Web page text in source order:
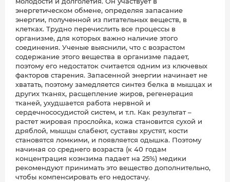
энергетическом обмене, определяя запасание
энергии, полученной из питательных веществ, в
клетках. Трудно перечислить все процессы в
организме, для которых важно наличие этого
соединения. Ученые выяснили, что с возрастом
содержание этого вещества в организме падает,
поэтому его недостаток считается одним из ключевых
факторов старения. Запасенной энергии начинает не
хватать, поэтому замедляется синтез белка в мышцах и
других тканях, расщепление жиров, регенерация
тканей, ухудшается работа нервной и
сердечнососудистой систем, и т.п. Как результат –
растет жировая прослойка, кожа становится сухой и
дряблой, мышцы слабеют, суставы хрустят, кости
становятся ломкими, и появляется одышка. Поэтому
начиная со среднего возраста (к 40 годам
концентрация коэнзима падает на 25%) медики
рекомендуют принимать это вещество дополнительно,
чтобы компенсировать его недостачу.